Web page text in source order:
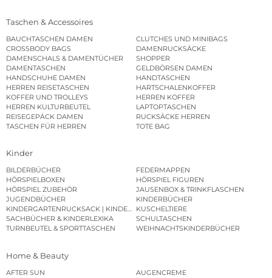
Taschen & Accessoires
BAUCHTASCHEN DAMEN
CLUTCHES UND MINIBAGS
CROSSBODY BAGS
DAMENRUCKSÄCKE
DAMENSCHALS & DAMENTÜCHER
SHOPPER
DAMENTASCHEN
GELDBÖRSEN DAMEN
HANDSCHUHE DAMEN
HANDTASCHEN
HERREN REISETASCHEN
HARTSCHALENKOFFER
KOFFER UND TROLLEYS
HERREN KOFFER
HERREN KULTURBEUTEL
LAPTOPTASCHEN
REISEGEPÄCK DAMEN
RUCKSÄCKE HERREN
TASCHEN FÜR HERREN
TOTE BAG
Kinder
BILDERBÜCHER
FEDERMAPPEN
HÖRSPIELBOXEN
HÖRSPIEL FIGUREN
HÖRSPIEL ZUBEHÖR
JAUSENBOX & TRINKFLASCHEN
JUGENDBÜCHER
KINDERBÜCHER
KINDERGARTENRUCKSACK | KINDERGARTENBEUTEL
KUSCHELTIERE
SACHBÜCHER & KINDERLEXIKA
SCHULTASCHEN
TURNBEUTEL & SPORTTASCHEN
WEIHNACHTSKINDERBÜCHER
Home & Beauty
AFTER SUN
AUGENCREME